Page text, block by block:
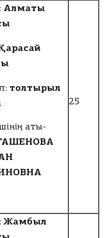
Алматы
толтырыл
аты-
25
Жамбыл